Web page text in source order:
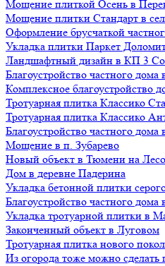
Мощение плиткой Осень в
Мощение плитки Стандарт в
Оформление брусчаткой
Укладка плитки Паркет
Ландшафтный дизайн в КП 3
Благоустройство частного дома
Комплексное благоустройство
Тротуарная плитка Классико
Тротуарная плитка Классико
Благоустройство частного дома
Мощение в п. Зубарево
Новый объект в Тюмени на
Дом в деревне Падерина
Укладка бетонной плитки
Благоустройство частного дома
Укладка тротуарной плитки в
Законченный объект в Луговом
Тротуарная плитка нового
Из огорода тоже можно сделать